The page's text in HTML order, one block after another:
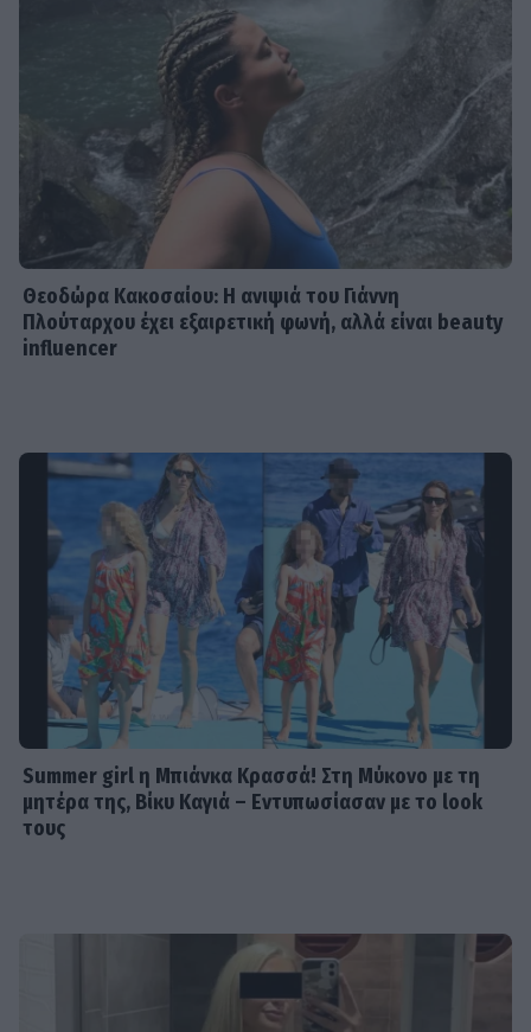
Θεοδώρα Κακοσαίου: Η ανιψιά του Γιάννη
Πλούταρχου έχει εξαιρετική φωνή, αλλά είναι beauty
influencer
Summer girl η Μπιάνκα Κρασσά! Στη Μύκονο με τη
μητέρα της, Βίκυ Καγιά – Εντυπωσίασαν με το look
τους